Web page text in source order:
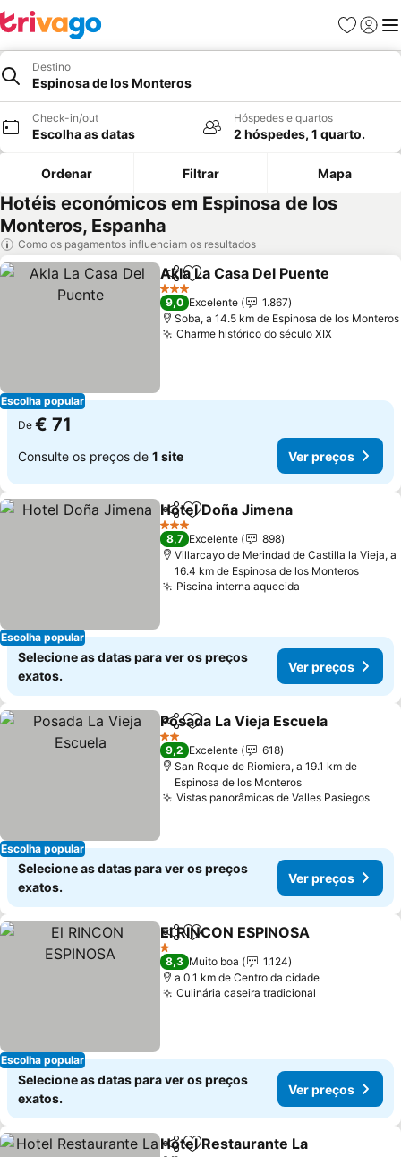
Favoritos
Iniciar
Destino
Espinosa de los Monteros
Check-in/out
Escolha as datas
Hóspedes e quartos
2 hóspedes, 1 quarto.
Ordenar Filtrar Mapa
Hotéis económicos em Espinosa de los
Monteros, Espanha
Como os pagamentos influenciam os resultados
Escolha popular
PartilharAdicionar aos favoritos
Akla La Casa Del Puente
3 Estrelas
9,0 Excelente
1.867
Soba, a 14.5 km de Espinosa de los Monteros
Charme histórico do século XIXVer
De € 71
Consulte os preços de 1 site Ver preços
Escolha popular
PartilharAdicionar aos favoritos
Hotel Doña Jimena
3 Estrelas
8,7 Excelente
898
Villarcayo de Merindad de Castilla la Vieja, a
16.4 km de Espinosa de los Monteros
Piscina interna aquecida
Selecione as datas para ver os preços
exatos.
Ver preços
Escolha popular
PartilharAdicionar aos favoritos
Posada La Vieja Escuela
2 Estrelas
9,2 Excelente
618
San Roque de Riomiera, a 19.1 km de
Espinosa de los Monteros
Vistas panorâmicas de Valles PasiegosVer
Selecione as datas para ver os preços
exatos.
Ver preços
Escolha popular
PartilharAdicionar aos favoritos
El RINCON ESPINOSA
1 Estrelas
8,3 Muito boa
1.124
a 0.1 km de Centro da cidade
Culinária caseira tradicional
Selecione as datas para ver os preços
exatos.
Ver preços
PartilharAdicionar aos favoritos
Hotel Restaurante La